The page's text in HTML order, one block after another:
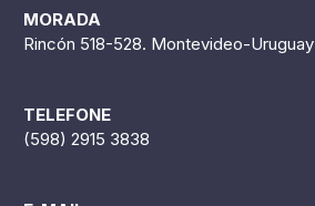
MORADA
Rincón 518-528. Montevideo-Uruguay
TELEFONE
(598) 2915 3838